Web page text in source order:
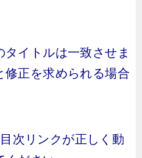
タイトルは一致させま
修正を求められる場合
次リンクが正しく動